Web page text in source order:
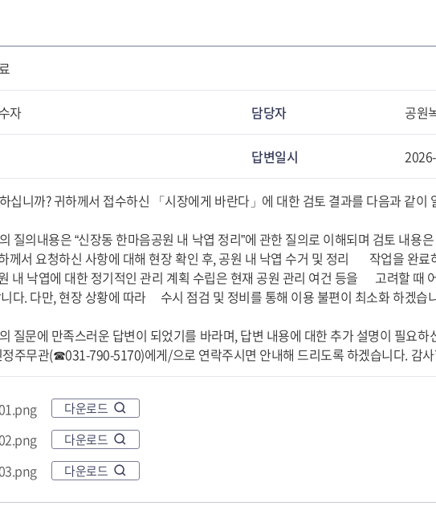
자 담당자 공원
답변일시
십니까? 귀하께서 접수하신 「시장에게 바란다」에 대한 검토 결과를 다음과 같이
질의내용은 “신장동 한마음공원 내 낙엽 정리”에 관한 질의로 이해되며 검토 내용
께서 요청하신 사항에 대해 현장 확인 후, 공원 내 낙엽 수거 및 정리 작업을 완료
내 낙엽에 대한 정기적인 관리 계획 수립은 현재 공원 관리 여건 등을 고려할 때
다. 다만, 현장 상황에 따라 수시 점검 및 정비를 통해 이용 불편이 최소화 하겠습
질문에 만족스러운 답변이 되었기를 바라며, 답변 내용에 대한 추가 설명이 필요하
주무관(☎031-790-5170)에게/으로 연락주시면 안내해 드리도록 하겠습니다. 감
다운로드
다운로드
다운로드